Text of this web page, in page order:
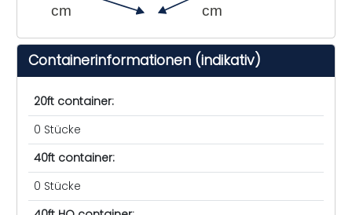
cm cm
Containerinformationen (indikativ)
20ft container:
0 Stücke
40ft container:
0 Stücke